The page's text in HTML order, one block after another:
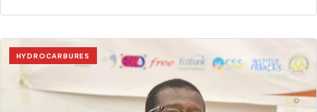
HYDROCARBURES